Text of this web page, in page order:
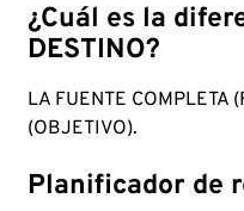
¿Cuál es la
DESTINO?
LA FUENTE COMPLETA
(OBJETIVO).
Planificador de